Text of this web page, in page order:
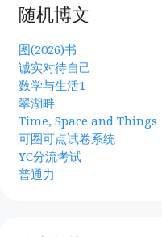
随机博文
图(2026)书
诚实对待自己
数学与生活1
翠湖畔
Time, Space and Things
可圈可点试卷系统
YC分流考试
普通力